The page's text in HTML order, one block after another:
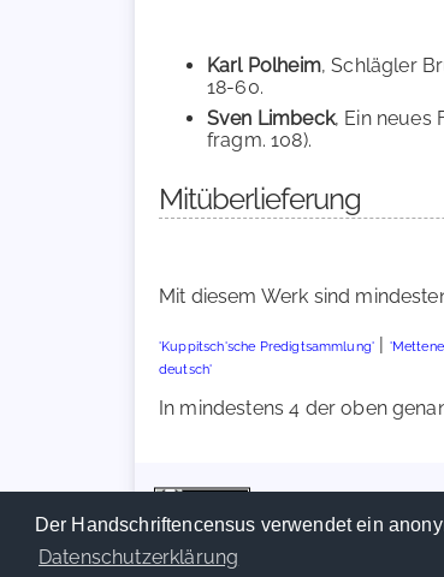
Der Handschriftencensus verwendet ein
Datenschutzerklärung
Karl Polheim, Schlägler
18-60.
Sven Limbeck, Ein neues
fragm. 108).
Mitüberlieferung
Mit diesem Werk sind
'Kuppitsch'sche Predigtsammlung' |
deutsch'
In mindestens 4 der oben